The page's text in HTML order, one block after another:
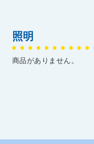
照明
商品がありません。